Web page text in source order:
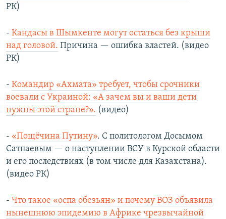
РК)
- Кандасы в Шымкенте могут остаться без крыши
над головой. Причина — ошибка властей. (видео
РК)
- Командир «Ахмата» требует, чтобы срочники
воевали с Украиной: «А зачем вы и ваши дети
нужны этой стране?». (видео)
- «Пощёчина Путину». С политологом Досымом
Сатпаевым — о наступлении ВСУ в Курской области
и его последствиях (в том числе для Казахстана).
(видео РК)
- Что такое «оспа обезьян» и почему ВОЗ объявила
нынешнюю эпидемию в Африке чрезвычайной